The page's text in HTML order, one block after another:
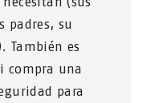
padres, su
También es
compra una
para